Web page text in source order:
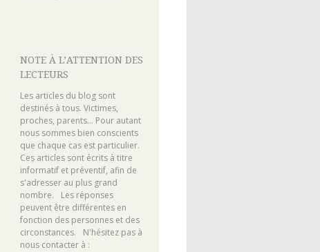
NOTE À L’ATTENTION DES
LECTEURS
Les articles du blog sont
destinés à tous. Victimes,
proches, parents... Pour autant
nous sommes bien conscients
que chaque cas est particulier.
Ces articles sont écrits à titre
informatif et préventif, afin de
s'adresser au plus grand
nombre. Les réponses
peuvent être différentes en
fonction des personnes et des
circonstances. N'hésitez pas à
nous contacter à :